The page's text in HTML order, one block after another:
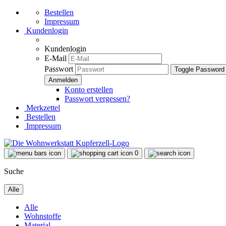
Bestellen
Impressum
Kundenlogin
Kundenlogin
E-Mail
Passwort
Toggle
Konto erstellen
Passwort vergessen?
Merkzettel
Bestellen
Impressum
0
Suche
Alle
Alle
Wohnstoffe